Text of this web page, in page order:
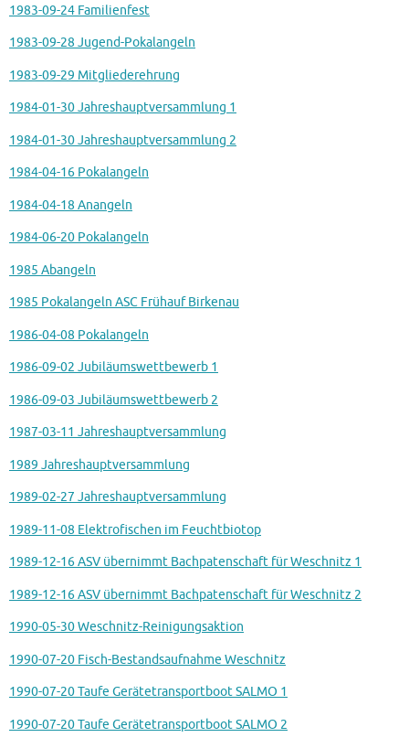
1983-09-24 Familienfest
1983-09-28 Jugend-Pokalangeln
1983-09-29 Mitgliederehrung
1984-01-30 Jahreshauptversammlung 1
1984-01-30 Jahreshauptversammlung 2
1984-04-16 Pokalangeln
1984-04-18 Anangeln
1984-06-20 Pokalangeln
1985 Abangeln
1985 Pokalangeln ASC Frühauf Birkenau
1986-04-08 Pokalangeln
1986-09-02 Jubiläumswettbewerb 1
1986-09-03 Jubiläumswettbewerb 2
1987-03-11 Jahreshauptversammlung
1989 Jahreshauptversammlung
1989-02-27 Jahreshauptversammlung
1989-11-08 Elektrofischen im Feuchtbiotop
1989-12-16 ASV übernimmt Bachpatenschaft für Weschnitz 1
1989-12-16 ASV übernimmt Bachpatenschaft für Weschnitz 2
1990-05-30 Weschnitz-Reinigungsaktion
1990-07-20 Fisch-Bestandsaufnahme Weschnitz
1990-07-20 Taufe Gerätetransportboot SALMO 1
1990-07-20 Taufe Gerätetransportboot SALMO 2